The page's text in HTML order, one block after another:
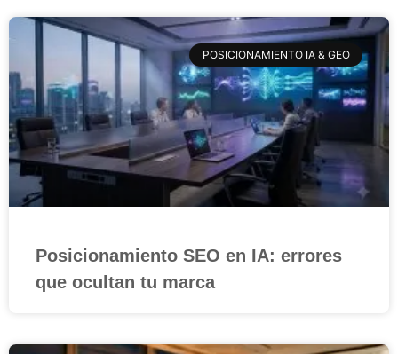
POSICIONAMIENTO IA & GEO
Posicionamiento SEO en IA: errores
que ocultan tu marca